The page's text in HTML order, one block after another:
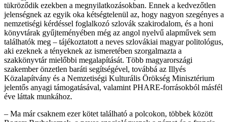
tükröződik ezekben a megnyilatkozásokban. Ennek a kedvezőtlen
jelenségnek az egyik oka kétségtelenül az, hogy nagyon szegényes a
nemzetiségi kérdéssel foglalkozó szlovák szakirodalom, és a honi
könyvtárak gyűjteményében még az angol nyelvű alapművek sem
találhatók meg – tájékoztatott a neves szlovákiai magyar politológus,
aki ezeknek a tényeknek az ismeretében szorgalmazta a
szakkönyvtár mielőbbi megalapítását. Több magyarországi
szakember önzetlen baráti segítségével, továbbá az Illyés
Közalapítvány és a Nemzetiségi Kulturális Örökség Minisztérium
jelentős anyagi támogatásával, valamint PHARE-forrásokból másfél
éve láttak munkához.
– Ma már csaknem ezer kötet található a polcokon, többek között